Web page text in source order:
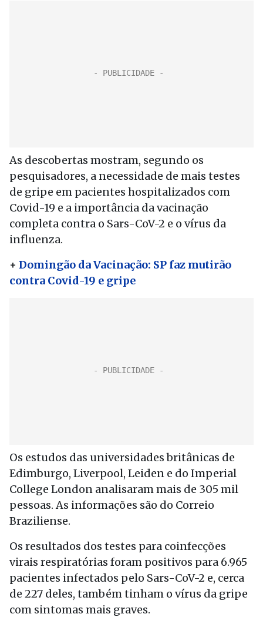
As descobertas mostram, segundo os
pesquisadores, a necessidade de mais testes
de gripe em pacientes hospitalizados com
Covid-19 e a importância da vacinação
completa contra o Sars-CoV-2 e o vírus da
influenza.
+ Domingão da Vacinação: SP faz mutirão
contra Covid-19 e gripe
Os estudos das universidades britânicas de
Edimburgo, Liverpool, Leiden e do Imperial
College London analisaram mais de 305 mil
pessoas. As informações são do Correio
Braziliense.
Os resultados dos testes para coinfecções
virais respiratórias foram positivos para 6.965
pacientes infectados pelo Sars-CoV-2 e, cerca
de 227 deles, também tinham o vírus da gripe
com sintomas mais graves.